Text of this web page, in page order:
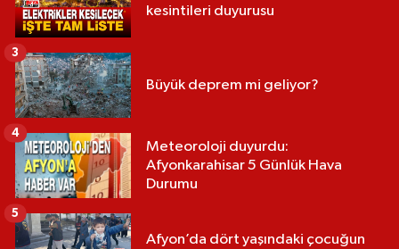
kesintileri duyurusu
Büyük deprem mi geliyor?
3
Meteoroloji duyurdu:
Afyonkarahisar 5 Günlük Hava
Durumu
4
Afyon’da dört yaşındaki çocuğun
5